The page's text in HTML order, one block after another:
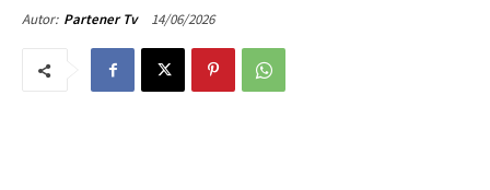
Autor: Partener Tv 14/06/2026